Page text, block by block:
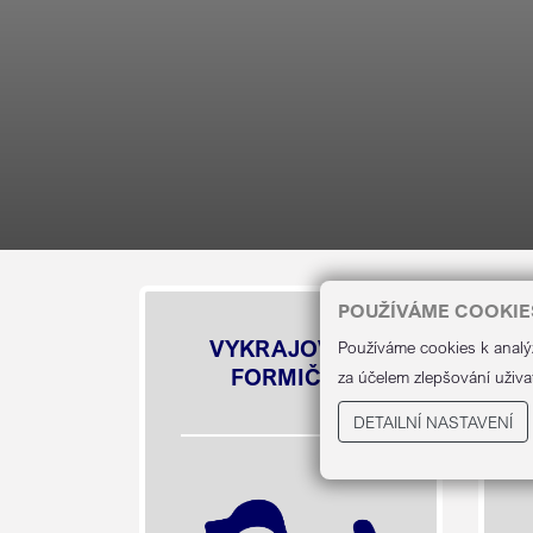
VYKRAJOVACÍ
FORMIČKY
POUŽÍVÁME
Používáme cookies k
za účelem zlepšování
DETAILNÍ NASTAVENÍ